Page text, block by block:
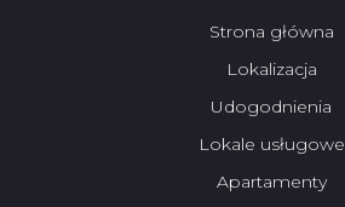
Strona główna
Lokalizacja
Udogodnienia
Lokale usługowe
Apartamenty